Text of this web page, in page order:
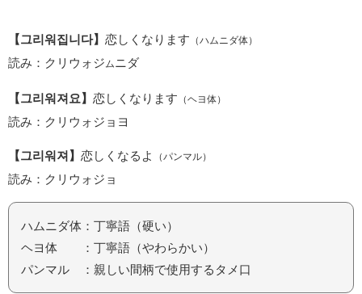
【그리워집니다】 恋しくなります （ハムニダ体）
読み：クリウォジ ム ニダ
【그리워져요】 恋しくなります （ヘヨ体）
読み：クリウォジョヨ
【그리워져】 恋しくなるよ （パンマル）
読み：クリウォジョ
ハムニダ体：丁寧語（硬い）
ヘヨ体 ：丁寧語（やわらかい）
パンマル ：親しい間柄で使用するタメ口